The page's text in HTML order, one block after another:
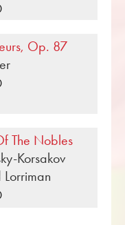
sich mit einem
im
bis mittel)
im
sind. Neben
und
Op. 87
The Nobles
Korsakov